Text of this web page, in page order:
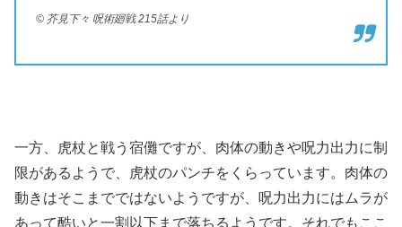
© 芥見下々 呪術廻戦 215話より
一方、虎杖と戦う宿儺ですが、肉体の動きや呪力出力に制
限があるようで、虎杖のパンチをくらっています。肉体の
動きはそこまでではないようですが、呪力出力にはムラが
あって酷いと一割以下まで落ちるようです。それでもここ